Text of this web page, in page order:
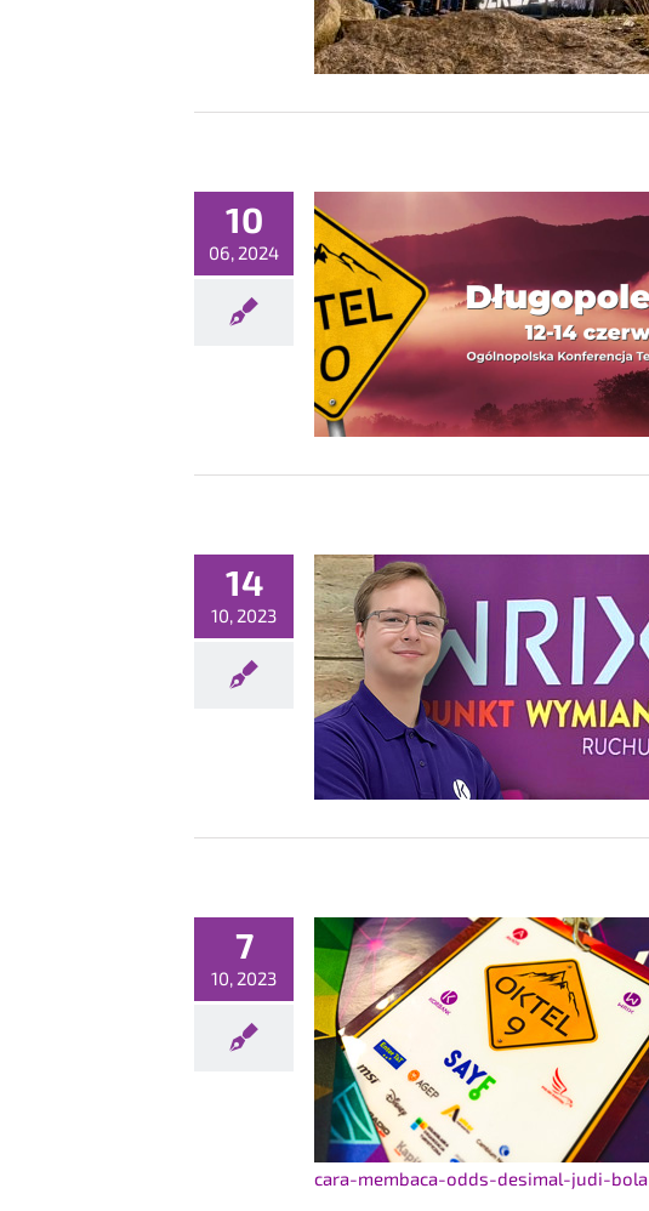
10
06, 2024
jubileuszowy OKTEL!
14
10, 2023
7
10, 2023
cara-membaca-odds-desimal-judi-bola